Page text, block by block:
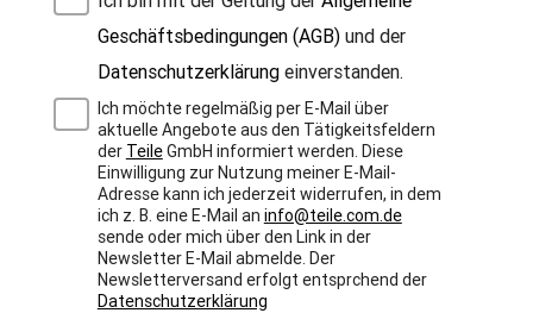
Geschäftsbedingungen (AGB)und der
Datenschutzerklärungeinverstanden.
Ich möchte regelmäßig per E-Mail über
aktuelle Angebote aus den Tätigkeitsfeldern
der TeileGmbH informiert werden. Diese
Einwilligung zur Nutzung meiner E-Mail-
Adresse kann ich jederzeit widerrufen, in dem
ich z. B. eine E-Mail an info@teile.com.de
sende oder mich über den Link in der
Newsletter E-Mail abmelde. Der
Newsletterversand erfolgt entsprchend der
Datenschutzerklärung